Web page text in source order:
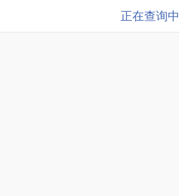
正在查询中